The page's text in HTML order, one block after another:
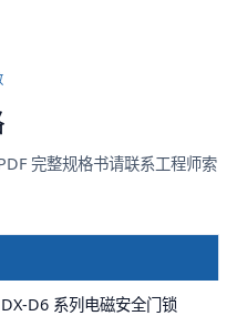
完整规格书请联系工程师索
DX-D6 系列电磁安全门锁